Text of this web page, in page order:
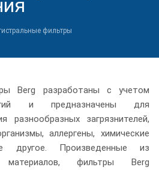
фильтры
Berg разработаны с учетом
и предназначены для
разнообразных загрязнителей,
аллергены, химические
другое. Произведенные из
материалов, фильтры Berg